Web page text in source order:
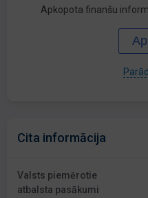
Apkopota finanšu
Cita informācija
Valsts piemērotie
atbalsta pasākumi